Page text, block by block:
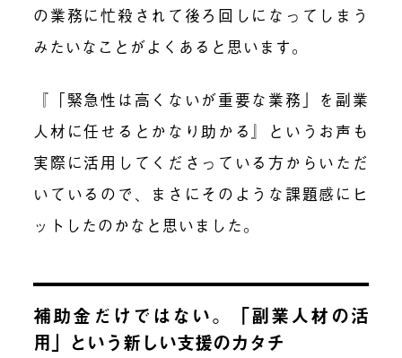
の業務に忙殺されて後ろ回しになってしまう
みたいなことがよくあると思います。
『「緊急性は高くないが重要な業務」を副業
人材に任せるとかなり助かる』というお声も
実際に活用してくださっている方からいただ
いているので、まさにそのような課題感にヒ
ットしたのかなと思いました。
補助金だけではない。「副業人材の活
用」という新しい支援のカタチ